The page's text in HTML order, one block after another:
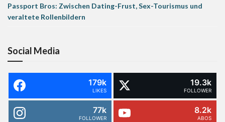
Passport Bros: Zwischen Dating-Frust, Sex-Tourismus und
veraltete Rollenbildern
Social Media
179k
LIKES
19.3k
FOLLOWER
77k
FOLLOWER
8.2k
ABOS